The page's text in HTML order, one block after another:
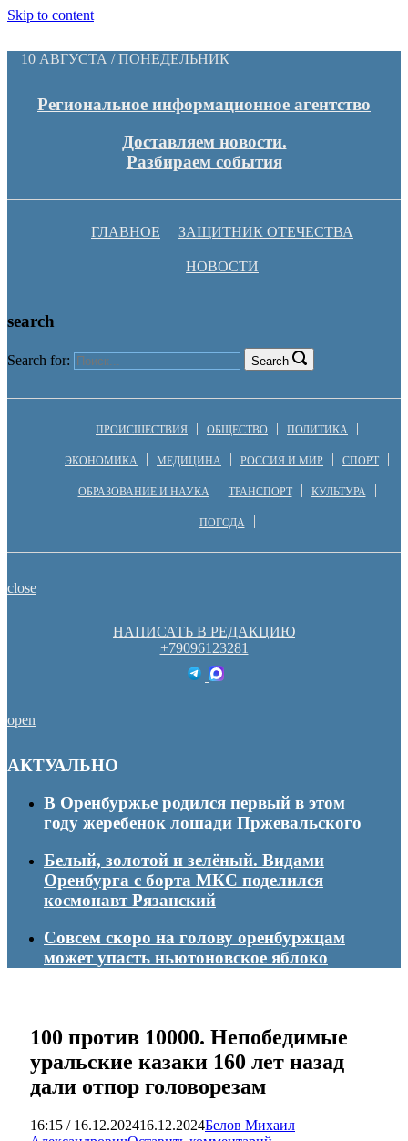
Skip to content
10 АВГУСТА / ПОНЕДЕЛЬНИК
Региональное информационное агентство
Доставляем новости.
Разбираем события
ГЛАВНОЕ ЗАЩИТНИК ОТЕЧЕСТВА
НОВОСТИ
search
Search for: Search
ПРОИСШЕСТВИЯ ОБЩЕСТВО ПОЛИТИКА
ЭКОНОМИКА МЕДИЦИНА РОССИЯ И МИР СПОРТ
ОБРАЗОВАНИЕ И НАУКА ТРАНСПОРТ КУЛЬТУРА
ПОГОДА
close
НАПИСАТЬ В РЕДАКЦИЮ
+79096123281
open
АКТУАЛЬНО
В Оренбуржье родился первый в этом
году жеребенок лошади Пржевальского
Белый, золотой и зелёный. Видами
Оренбурга с борта МКС поделился
космонавт Рязанский
Совсем скоро на голову оренбуржцам
может упасть ньютоновское яблоко
100 против 10000. Непобедимые
уральские казаки 160 лет назад
дали отпор головорезам
16:15 / 16.12.202416.12.2024Белов Михаил